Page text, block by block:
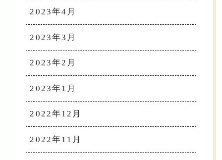
2023年4月
2023年3月
2023年2月
2023年1月
2022年12月
2022年11月